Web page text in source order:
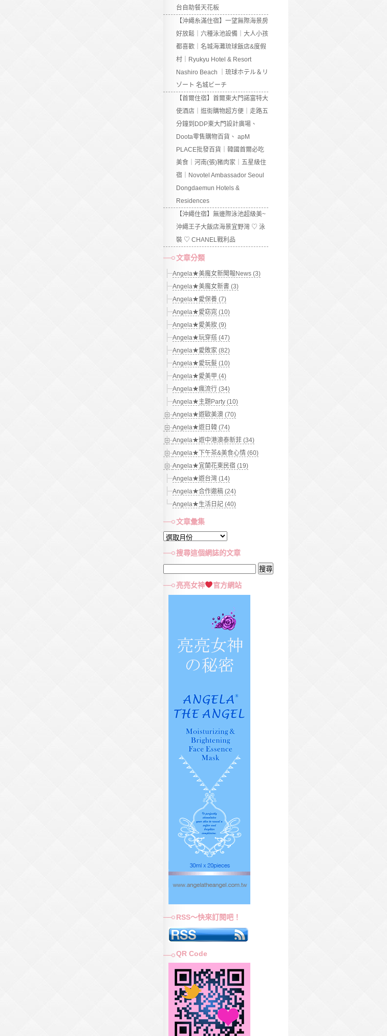
台自助餐天花板
【沖繩糸滿住宿】一望無際海景房
好放鬆｜六種泳池設備｜大人小孩
都喜歡｜名城海灘琉球飯店&度假
村｜Ryukyu Hotel & Resort
Nashiro Beach ｜琉球ホテル＆リ
ゾート 名城ビーチ
【首爾住宿】首爾東大門諾富特大
使酒店｜逛街購物超方便｜走路五
分鐘到DDP東大門設計廣場、
Doota零售購物百貨、 apM
PLACE批發百貨｜韓國首爾必吃
美食｜河南(張)豬肉家｜五星級住
宿｜Novotel Ambassador Seoul
Dongdaemun Hotels &
Residences
【沖繩住宿】無邊際泳池超級美~
沖繩王子大飯店海景宜野灣 ♡ 泳
裝 ♡ CHANEL戰利品
文章分類
Angela★美魔女新聞報News (3)
Angela★美魔女新書 (3)
Angela★愛保養 (7)
Angela★愛窈窕 (10)
Angela★愛美妝 (9)
Angela★玩穿搭 (47)
Angela★愛敗家 (82)
Angela★愛玩髮 (10)
Angela★愛美甲 (4)
Angela★瘋流行 (34)
Angela★主題Party (10)
Angela★遊歐美澳 (70)
Angela★遊日韓 (74)
Angela★遊中港澳泰新菲 (34)
Angela★下午茶&美食心情 (60)
Angela★宜蘭花東民宿 (19)
Angela★遊台灣 (14)
Angela★合作邀稿 (24)
Angela★生活日記 (40)
文章彙集
文
彙
集
搜尋這個網誌的文章
關
亮亮女神 官方網站
RSS～快來訂閱吧！
QR Code